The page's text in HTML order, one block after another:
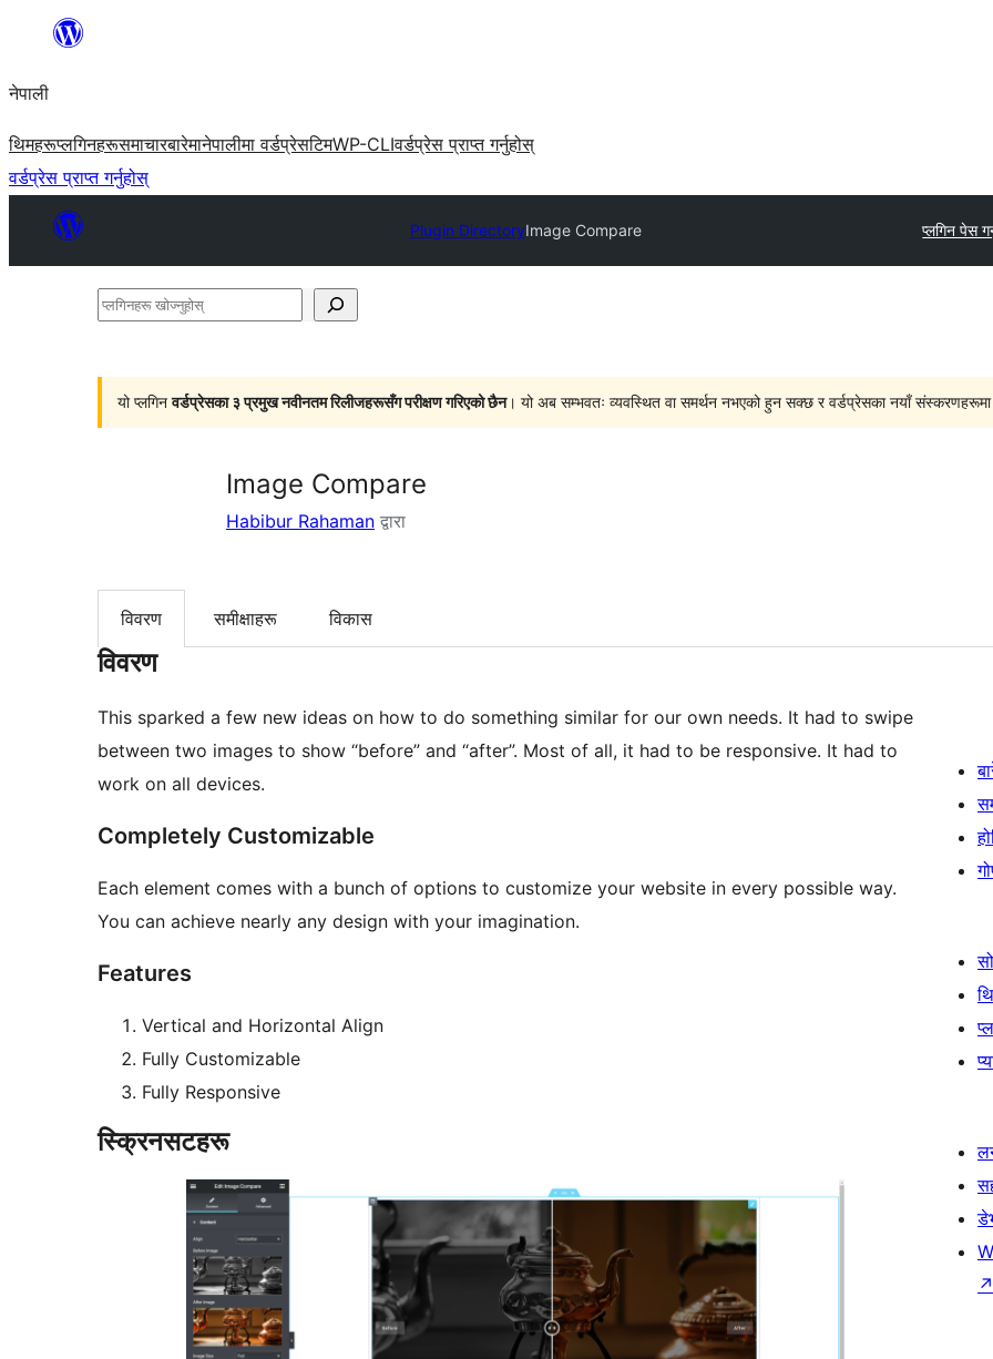
सामग्रीमा
नेपाली
थिमहरूप्लगिनहरूसमाचारबारेमानेपालीमा वर्डप्रेसटिमWP-CLIवर्डप्रेस प्राप्त गर्नुहोस्
वर्डप्रेस प्राप्त गर्नुहोस्
Plugin DirectoryImage Compare प्लगिन पेस
प्लगिनहरू
यो प्लगिनवर्डप्रेसका ३ प्रमुख नवीनतम रिलीजहरूसँग परीक्षण गरिएको छैन। यो अब सम्भवतः व्यवस्थित वा समर्थन नभएको हुन सक्छ र वर्डप्रेसका नयाँ
Image Compare
Habibur Rahaman द्वारा
विवरण समीक्षाहरू विकास
विवरण
This sparked a few new ideas on how to do something similar for our own needs. It had to swipe
between two images to show “before” and “after”. Most of all, it had to be responsive. It had to
work on all devices.
Completely Customizable
Each element comes with a bunch of options to customize your website in every possible way.
You can achieve nearly any design with your imagination.
Features
Vertical and Horizontal Align
Fully Customizable
Fully Responsive
स्क्रिनसटहरू
↗